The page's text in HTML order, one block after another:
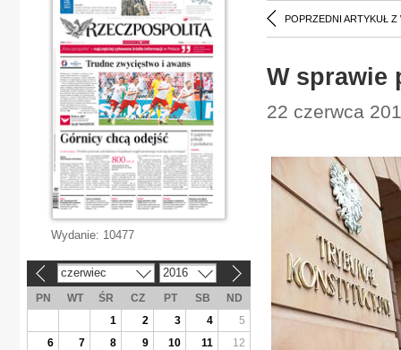
POPRZEDNI ARTYKUŁ Z
W sprawie
22 czerwca
Wydanie: 10477
czerwiec 2016
PN WT ŚR CZ PT SB
ND
1
2 3 4
5
6
7 8 9 10 11
12